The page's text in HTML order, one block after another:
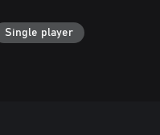
Single player